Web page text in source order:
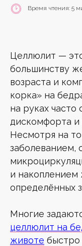
Время чтения: 5
Целлюлит —
большинству
возраста и
корка» на
на руках часто
дискомфорта и
Несмотря на
заболеванием,
и накоплением
определённых
Многие
целлюлит на
животе быстро